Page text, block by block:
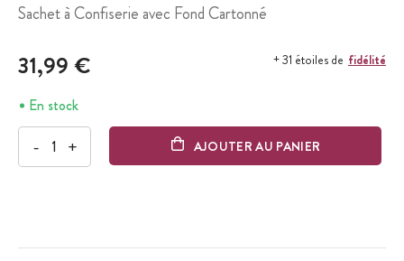
Sachet à Confiserie avec Fond Cartonné
31,99 € + 31 étoiles de fidélité
En stock
- + AJOUTER AU PANIER